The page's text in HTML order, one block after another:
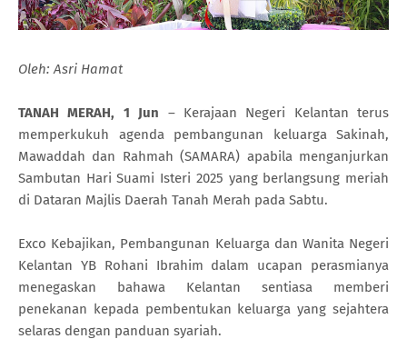
Oleh: Asri Hamat
TANAH MERAH, 1 Jun – Kerajaan Negeri Kelantan terus
memperkukuh agenda pembangunan keluarga Sakinah,
Mawaddah dan Rahmah (SAMARA) apabila menganjurkan
Sambutan Hari Suami Isteri 2025 yang berlangsung meriah
di Dataran Majlis Daerah Tanah Merah pada Sabtu.
Exco Kebajikan, Pembangunan Keluarga dan Wanita Negeri
Kelantan YB Rohani Ibrahim dalam ucapan perasmianya
menegaskan bahawa Kelantan sentiasa memberi
penekanan kepada pembentukan keluarga yang sejahtera
selaras dengan panduan syariah.